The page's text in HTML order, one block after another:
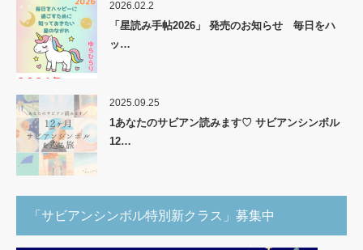
2026.02.2
「星読み手帖2026」 発売のお知らせ 毎日をハ
ッ…
2025.09.25
1あなたのサビアン読みます♡ サビアンシンボル
12…
「サビアンシンボル特別新クラス」募集中